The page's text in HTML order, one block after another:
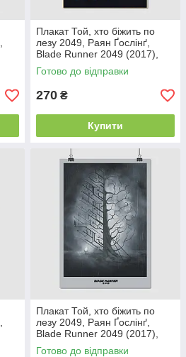
Плакат Той, хто біжить по
лезу 2049, Раян Ґослінґ,
Blade Runner 2049 (2017),
Gosling, 60×39 см
Готово до відправки
270 ₴
Купити
Плакат Той, хто біжить по
лезу 2049, Раян Ґослінґ,
Blade Runner 2049 (2017),
Gosling, 60×43 см
Готово до відправки